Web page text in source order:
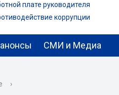
плате руководителя
коррупции
СМИ и Медиа
›